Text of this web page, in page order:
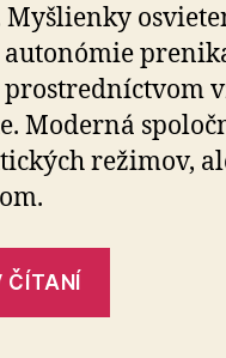
autonómie
prostredníctvom
Moderná
režimov,
ČÍTANÍ